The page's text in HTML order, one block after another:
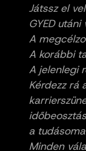
Játssz el
GYED
A
A korábbi
A jelenlegi
Kérdezz rá
a
Minden